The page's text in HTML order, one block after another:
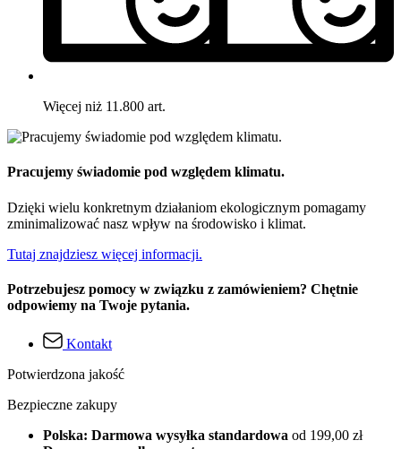
Więcej niż 11.800 art.
Pracujemy świadomie pod względem klimatu.
Dzięki wielu konkretnym działaniom ekologicznym pomagamy
zminimalizować nasz wpływ na środowisko i klimat.
Tutaj znajdziesz więcej informacji.
Potrzebujesz pomocy w związku z zamówieniem? Chętnie
odpowiemy na Twoje pytania.
Kontakt
Potwierdzona jakość
Bezpieczne zakupy
Polska: Darmowa wysyłka standardowa od 199,00 zł